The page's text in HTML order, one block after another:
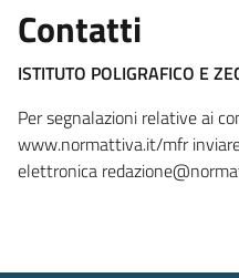
Contatti
ISTITUTO POLIGRAFICO E
Per segnalazioni relative ai
www.normattiva.it/mfr
elettronica